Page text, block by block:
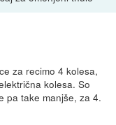
za recimo 4 kolesa,
kolesa. So
pa take manjše, za 4.